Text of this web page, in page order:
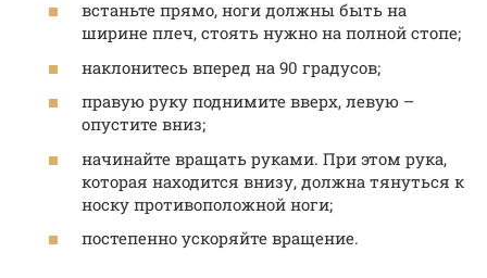
встаньте прямо, ноги должны быть на
ширине плеч, стоять нужно на полной стопе;
наклонитесь вперед на 90 градусов;
правую руку поднимите вверх, левую –
опустите вниз;
начинайте вращать руками. При этом рука,
которая находится внизу, должна тянуться к
носку противоположной ноги;
постепенно ускоряйте вращение.